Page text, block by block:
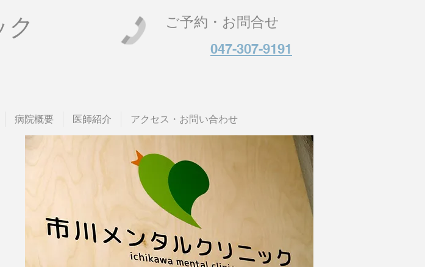
047-307-9191
ご予約・お問合せ
病院概要 医師紹介 アクセス・お問い合わせ